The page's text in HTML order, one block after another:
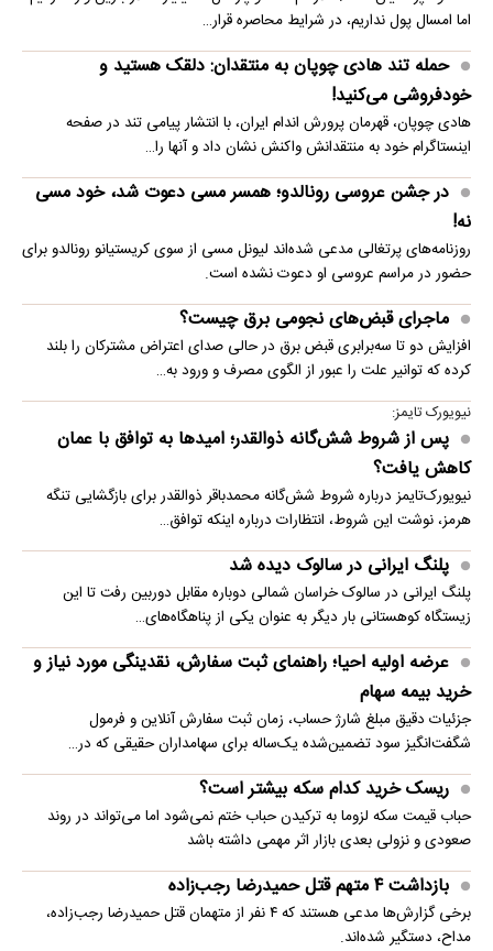
اما امسال پول نداریم، در شرایط محاصره قرار…
حمله تند هادی چوپان به منتقدان: دلقک هستید و
خودفروشی می‌کنید!
هادی چوپان، قهرمان پرورش اندام ایران، با انتشار پیامی تند در صفحه
اینستاگرام خود به منتقدانش واکنش نشان داد و آنها را…
در جشن عروسی رونالدو؛ همسر مسی دعوت شد، خود مسی
نه!
روزنامه‌های پرتغالی مدعی شده‌اند لیونل مسی از سوی کریستیانو رونالدو برای
حضور در مراسم عروسی او دعوت نشده است.
ماجرای قبض‌های نجومی برق چیست؟
افزایش دو تا سه‌برابری قبض برق در حالی صدای اعتراض مشترکان را بلند
کرده که توانیر علت را عبور از الگوی مصرف و ورود به…
نیویورک تایمز:
پس از شروط شش‌گانه ذوالقدر؛ امیدها به توافق با عمان
کاهش یافت؟
نیویورک‌تایمز درباره شروط شش‌گانه محمدباقر ذوالقدر برای بازگشایی تنگه
هرمز، نوشت این شروط، انتظارات درباره اینکه توافق…
پلنگ ایرانی در سالوک دیده شد
پلنگ ایرانی در سالوک خراسان شمالی دوباره مقابل دوربین رفت تا این
زیستگاه کوهستانی بار دیگر به عنوان یکی از پناهگاه‌های…
عرضه اولیه احیا؛ راهنمای ثبت سفارش، نقدینگی مورد نیاز و
خرید بیمه سهام
جزئیات دقیق مبلغ شارژ حساب، زمان ثبت سفارش آنلاین و فرمول
شگفت‌انگیز سود تضمین‌شده یک‌ساله برای سهامداران حقیقی که در…
ریسک خرید کدام سکه بیشتر است؟
حباب قیمت سکه لزوما به ترکیدن حباب ختم نمی‌شود اما می‌تواند در روند
صعودی و نزولی بعدی بازار اثر مهمی داشته باشد
بازداشت ۴ متهم قتل حمیدرضا رجب‌زاده
برخی گزارش‌ها مدعی هستند که ۴ نفر از متهمان قتل حمیدرضا رجب‌زاده،
مداح، دستگیر شده‌اند.